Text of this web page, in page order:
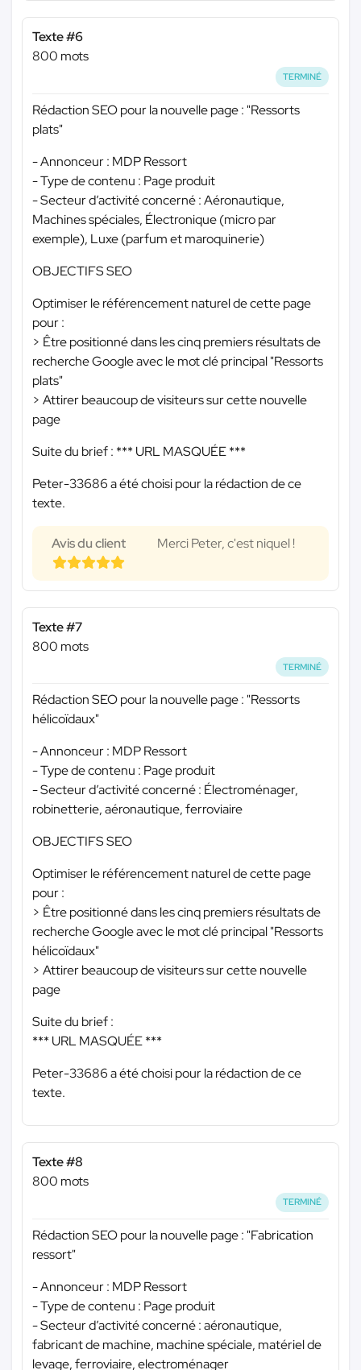
Texte #6
800 mots
TERMINÉ
Rédaction SEO pour la nouvelle page : "Ressorts
plats"
- Annonceur : MDP Ressort
- Type de contenu : Page produit
- Secteur d’activité concerné : Aéronautique,
Machines spéciales, Électronique (micro par
exemple), Luxe (parfum et maroquinerie)
OBJECTIFS SEO
Optimiser le référencement naturel de cette page
pour :
> Être positionné dans les cinq premiers résultats de
recherche Google avec le mot clé principal "Ressorts
plats"
> Attirer beaucoup de visiteurs sur cette nouvelle
page
Suite du brief : *** URL MASQUÉE ***
Peter-33686 a été choisi pour la rédaction de ce
texte.
Avis du client Merci Peter, c'est niquel !
Texte #7
800 mots
TERMINÉ
Rédaction SEO pour la nouvelle page : "Ressorts
hélicoïdaux"
- Annonceur : MDP Ressort
- Type de contenu : Page produit
- Secteur d’activité concerné : Électroménager,
robinetterie, aéronautique, ferroviaire
OBJECTIFS SEO
Optimiser le référencement naturel de cette page
pour :
> Être positionné dans les cinq premiers résultats de
recherche Google avec le mot clé principal "Ressorts
hélicoïdaux"
> Attirer beaucoup de visiteurs sur cette nouvelle
page
Suite du brief :
*** URL MASQUÉE ***
Peter-33686 a été choisi pour la rédaction de ce
texte.
Texte #8
800 mots
TERMINÉ
Rédaction SEO pour la nouvelle page : "Fabrication
ressort"
- Annonceur : MDP Ressort
- Type de contenu : Page produit
- Secteur d’activité concerné : aéronautique,
fabricant de machine, machine spéciale, matériel de
levage, ferroviaire, electroménager